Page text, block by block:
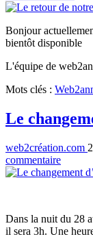
Bonjour
bientôt disponible
L'équipe de
Mots clés :
Le
web2création.com
commentaire
Dans la nuit du 28
il sera 3h. Une